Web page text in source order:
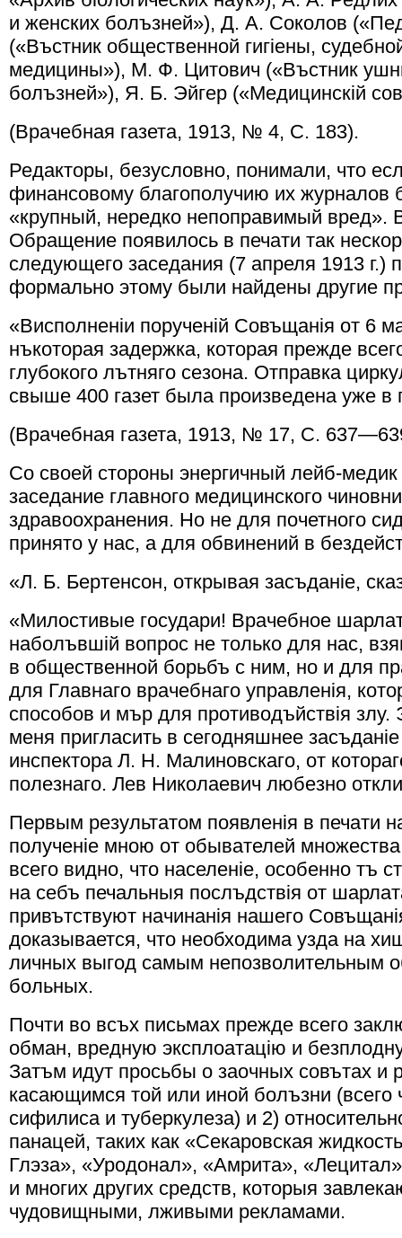
и женских болъзней»), Д. А. Соколов
(«Въстник общественной гигiены,
медицины»), М. Ф. Цитович («Въстник
болъзней»), Я. Б. Эйгер («Медицинскiй
(Врачебная газета, 1913, № 4, С. 183).
Редакторы, безусловно, понимали, что
финансовому благополучию их журналов
«крупный, нередко непоправимый вред».
Обращение появилось в печати так
следующего заседания (7 апреля 1913 г.)
формально этому были найдены другие
«Висполненiи порученiй Совъщанiя от 6
нъкоторая задержка, которая прежде
глубокого лътняго сезона. Отправка
свыше 400 газет была произведена уже в
(Врачебная газета, 1913, № 17, С.
Со своей стороны энергичный лейб-медик
заседание главного медицинского
здравоохранения. Но не для почетного
принято у нас, а для обвинений в
«Л. Б. Бертенсон, открывая засъданiе,
«Милостивые государи! Врачебное
наболъвшiй вопрос не только для нас,
в общественной борьбъ с ним, но и для
для Главнаго врачебнаго управленiя,
способов и мър для противодъйствiя злу.
меня пригласить в сегодняшнее
инспектора Л. Н. Малиновскаго, от
полезнаго. Лев Николаевич любезно
Первым результатом появленiя в печати
полученiе мною от обывателей
всего видно, что населенiе, особенно тъ
на себъ печальныя послъдствiя от
привътствуют начинанiя нашего
доказывается, что необходима узда на
личных выгод самым непозволительным
больных.
Почти во всъх письмах прежде всего
обман, вредную эксплоатацiю и
Затъм идут просьбы о заочных совътах и
касающимся той или иной болъзни
сифилиса и туберкулеза) и 2)
панацей, таких как «Секаровская
Глэза», «Уродонал», «Амрита»,
и многих других средств, которыя
чудовищными, лживыми рекламами.